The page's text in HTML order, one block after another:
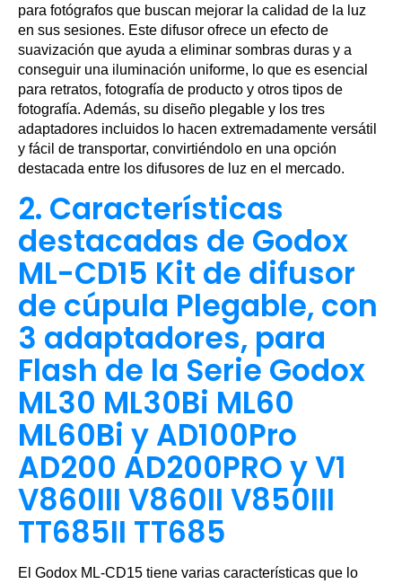
para fotógrafos que buscan mejorar la calidad de la luz
en sus sesiones. Este difusor ofrece un efecto de
suavización que ayuda a eliminar sombras duras y a
conseguir una iluminación uniforme, lo que es esencial
para retratos, fotografía de producto y otros tipos de
fotografía. Además, su diseño plegable y los tres
adaptadores incluidos lo hacen extremadamente versátil
y fácil de transportar, convirtiéndolo en una opción
destacada entre los difusores de luz en el mercado.
2. Características
destacadas de Godox
ML-CD15 Kit de difusor
de cúpula Plegable, con
3 adaptadores, para
Flash de la Serie Godox
ML30 ML30Bi ML60
ML60Bi y AD100Pro
AD200 AD200PRO y V1
V860III V860II V850III
TT685II TT685
El Godox ML-CD15 tiene varias características que lo